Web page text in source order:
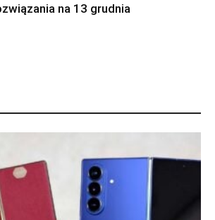
na 13 grudnia